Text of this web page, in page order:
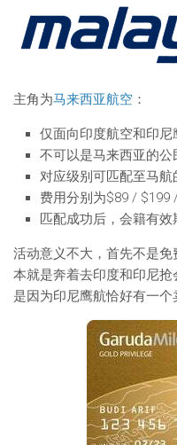
主角为马来西亚航空 ：
仅面向印度航空和印尼
不可以是马来西亚的公
对应级别可匹配至马
费用分别为$89 / $199
匹配成功后，会籍有效
活动意义不大，首先不是
本就是奔着去印度和印尼
是因为印尼鹰航恰好有一个